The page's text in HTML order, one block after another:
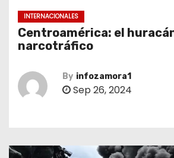
INTERNACIONALES
Centroamérica: el
narcotráfico
By infozamora1
Sep 26, 2024